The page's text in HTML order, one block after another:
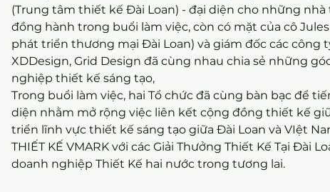
(Trung tâm thiết kế Đài Loan) - đại diện cho những
đồng hành trong buổi làm việc, còn có mặt của cô
phát triển thương mại Đài Loan) và giám đốc các công
XDDesign, Grid Design đã cùng nhau chia sẻ những
nghiệp thiết kế sáng tạo,
Trong buổi làm việc, hai Tổ chức đã cùng bàn bạc để
diện nhằm mở rộng việc liên kết cộng đồng thiết kế
triển lĩnh vực thiết kế sáng tạo giữa Đài Loan và VIệt
THIẾT KẾ VMARK với các Giải Thưởng Thiết Kế Tại Đài
doanh nghiệp Thiết Kế hai nước trong tương lai.